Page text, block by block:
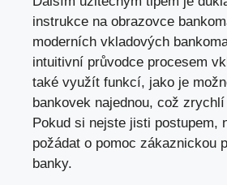
instrukce na obrazovce
moderních vkladových
intuitivní průvodce procesem
také využít funkcí, jako je
bankovek najednou, což
Pokud si nejste jisti postupem,
požádat o pomoc zákaznickou
banky.